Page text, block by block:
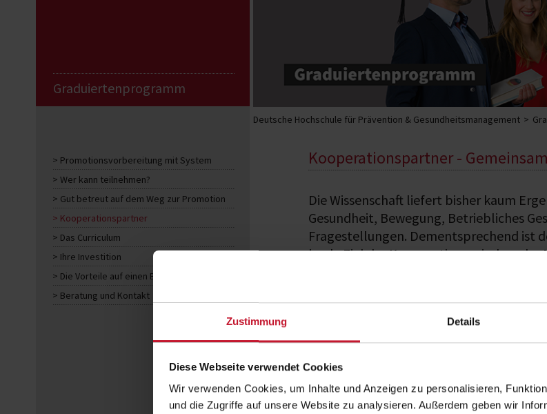
Zustimmung Details
Diese Webseite verwendet Cookies
Wir verwenden Cookies, um Inhalte und Anzeigen zu personalisieren,
und die Zugriffe auf unsere Website zu analysieren. Außerdem geben wir
Graduiertenprogramm
Promotionsvorbereitung mit System
Wer kann teilnehmen?
Gut betreut auf dem Weg zur Promotion
Kooperationspartner
Das Curriculum
Ihre Investition
Die Vorteile auf einen Blick
Beratung und Kontakt
Deutsche Hochschule für Prävention & Gesundheitsmanagement
Kooperationspartner -
Die Wissenschaft liefert bisher kaum
Gesundheit, Bewegung, Betriebliches
Fragestellungen. Dementsprechend ist
hoch. Ziel der Kooperation zwischen der
Durch die Einbindung von Doktorandinnen und
Gesundheitstraining, Betriebliches
Die Medizinische Fakultät der Universität
Die Medizinische Fakultät der Universität des
Medizinischen Fakultät der UdS sind rund 2.500